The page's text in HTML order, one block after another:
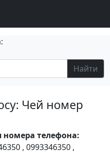
Найти
Чей номер
телефона:
, 0993346350 ,